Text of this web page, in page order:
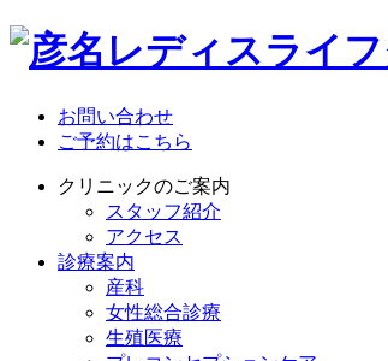
お問い合わせ
ご予約はこちら
クリニックのご案内
スタッフ紹介
アクセス
診療案内
産科
女性総合診療
生殖医療